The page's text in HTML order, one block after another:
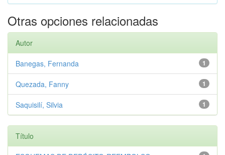
Otras opciones relacionadas
Autor
1
Banegas, Fernanda
1
Quezada, Fanny
1
Saquisilí, Silvia
Título